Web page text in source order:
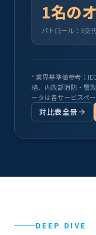
1名の
パトロール：3交
* 業界基準値参考：
格、内政部消防・警
ータは各サービスペ
対比表全景
DEEP DIVE